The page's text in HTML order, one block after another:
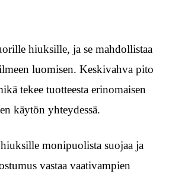
hiuksille, ja se mahdollistaa
luomisen. Keskivahva pito
tekee tuotteesta erinomaisen
käytön yhteydessä.
monipuolista suojaa ja
vastaa vaativampien